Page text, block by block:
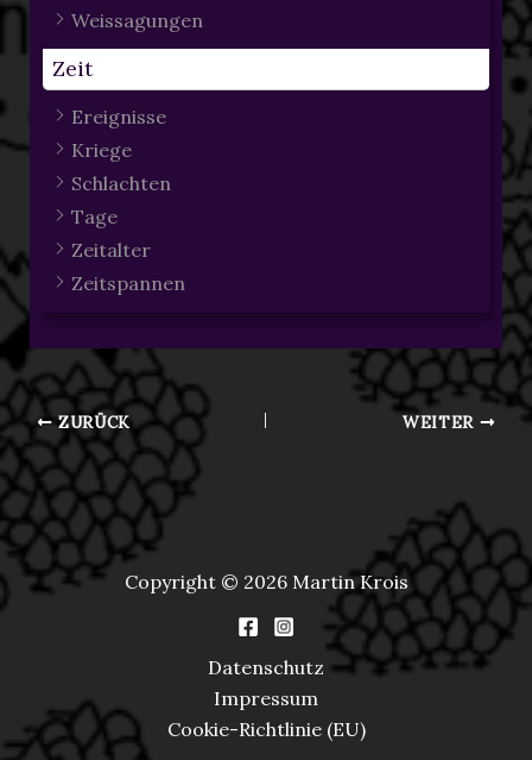
Weissagungen
Zeit
Ereignisse
Kriege
Schlachten
Tage
Zeitalter
Zeitspannen
ZURÜCK WEITER
Copyright © 2026 Martin Krois
Datenschutz
Impressum
Cookie-Richtlinie (EU)